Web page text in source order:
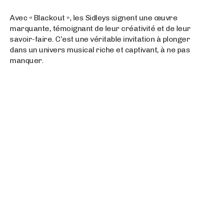
Avec « Blackout », les Sidleys signent une œuvre
marquante, témoignant de leur créativité et de leur
savoir-faire. C’est une véritable invitation à plonger
dans un univers musical riche et captivant, à ne pas
manquer.